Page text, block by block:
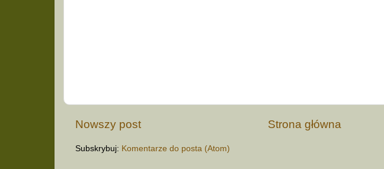
Nowszy post Strona główna
Subskrybuj: Komentarze do posta (Atom)